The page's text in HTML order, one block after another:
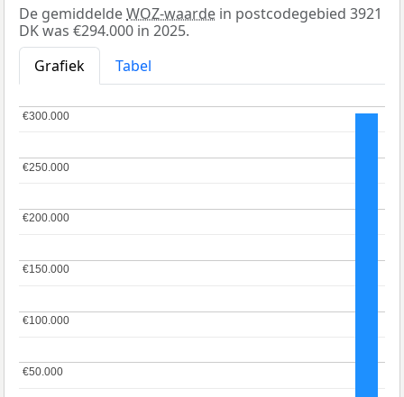
De gemiddeldeWOZ-waarde in postcodegebied 3921
DK was €294.000 in 2025.
Grafiek
Tabel
€50.000
€50.000
€100.000
€100.000
€150.000
€150.000
€200.000
€200.000
€250.000
€250.000
€300.000
€300.000